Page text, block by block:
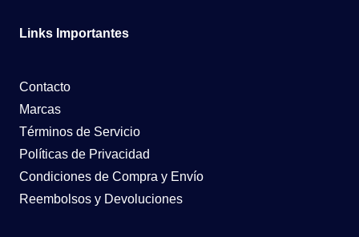
Links Importantes
Contacto
Marcas
Términos de Servicio
Políticas de Privacidad
Condiciones de Compra y Envío
Reembolsos y Devoluciones